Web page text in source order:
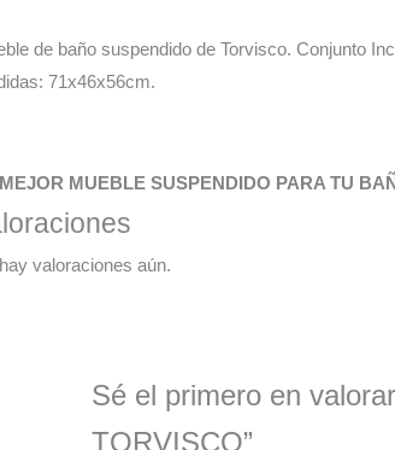
de baño suspendido de Torvisco. Conjunto
71x46x56cm.
MUEBLE SUSPENDIDO PARA TU
valoraciones aún.
Sé el primero en
TORVISCO”